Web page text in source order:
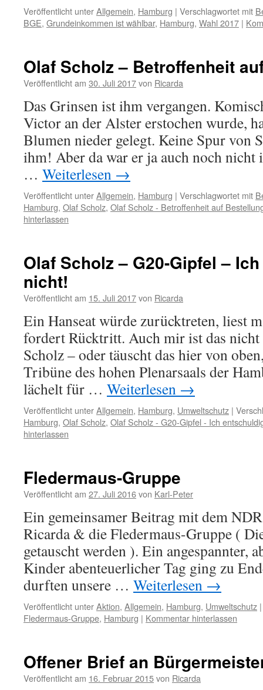
Veröffentlicht unterAllgemein, Hamburg | Verschlagwortet mit
BGE, Grundeinkommen ist wählbar, Hamburg, Wahl 2017 |
Olaf Scholz – Betroffenheit
Veröffentlicht am 30. Juli 2017von Ricarda
Das Grinsen ist ihm vergangen.
Victor an der Alster erstochen wurde,
Blumen nieder gelegt. Keine Spur von
ihm! Aber da war er ja auch noch
… Weiterlesen →
Veröffentlicht unterAllgemein, Hamburg | Verschlagwortet mit
Hamburg, Olaf Scholz, Olaf Scholz - Betroffenheit auf
hinterlassen
Olaf Scholz – G20-Gipfel –
nicht!
Veröffentlicht am 15. Juli 2017von Ricarda
Ein Hanseat würde zurücktreten, liest
fordert Rücktritt. Auch mir ist das nicht
Scholz – oder täuscht das hier von
Tribüne des hohen Plenarsaals der
lächelt für … Weiterlesen →
Veröffentlicht unterAllgemein, Hamburg, Umweltschutz |
Hamburg, Olaf Scholz, Olaf Scholz - G20-Gipfel - Ich
hinterlassen
Fledermaus-Gruppe
Veröffentlicht am 27. Juli 2016von Karl-Peter
Ein gemeinsamer Beitrag mit dem
Ricarda & die Fledermaus-Gruppe (
getauscht werden ). Ein angespannter,
Kinder abenteuerlicher Tag ging zu
durften unsere … Weiterlesen →
Veröffentlicht unterAktion, Allgemein, Hamburg, Umweltschutz |
Fledermaus-Gruppe, Hamburg | Kommentar hinterlassen
Offener Brief an
Veröffentlicht am 16. Februar 2015von Ricarda